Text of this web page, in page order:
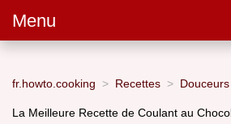
Menu
fr.howto.cooking Recettes
La Meilleure Recette de Coulant au